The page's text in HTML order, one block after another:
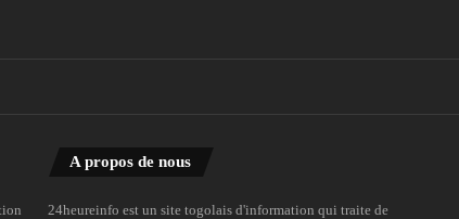
A propos de nous
24heureinfo est un site togolais d'information qui traite de